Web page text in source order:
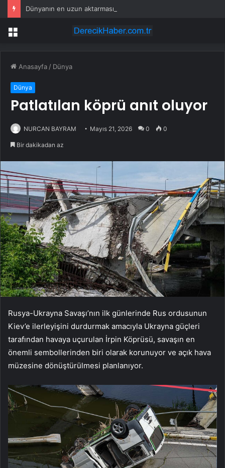
Menü
Anasayfa / Dünya
Dünya
Patlatılan köprü anıt oluyor
NURCAN BAYRAM Mayıs 21, 2026 0 0
Bir dakikadan az
Rusya-Ukrayna Savaşı’nın ilk günlerinde Rus ordusunun
Kiev’e ilerleyişini durdurmak amacıyla Ukrayna güçleri
tarafından havaya uçurulan İrpin Köprüsü, savaşın en
önemli sembollerinden biri olarak korunuyor ve açık hava
müzesine dönüştürülmesi planlanıyor.